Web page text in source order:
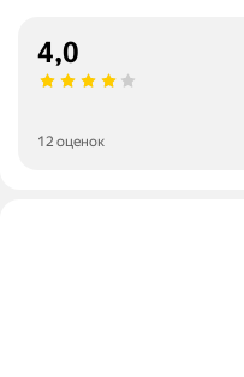
4,0
12 оценок